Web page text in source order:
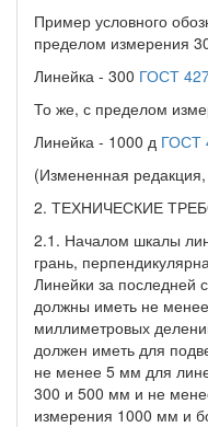
Пример условного
пределом измерения
Линейка - 300 ГОСТ
То же, с пределом
Линейка - 1000 д ГОСТ
(Измененная
2. ТЕХНИЧЕСКИЕ
2.1. Началом шкалы
грань,
Линейки за последней
должны иметь не
миллиметровых
должен иметь для
не менее 5 мм для
300 и 500 мм и не
измерения 1000 мм и